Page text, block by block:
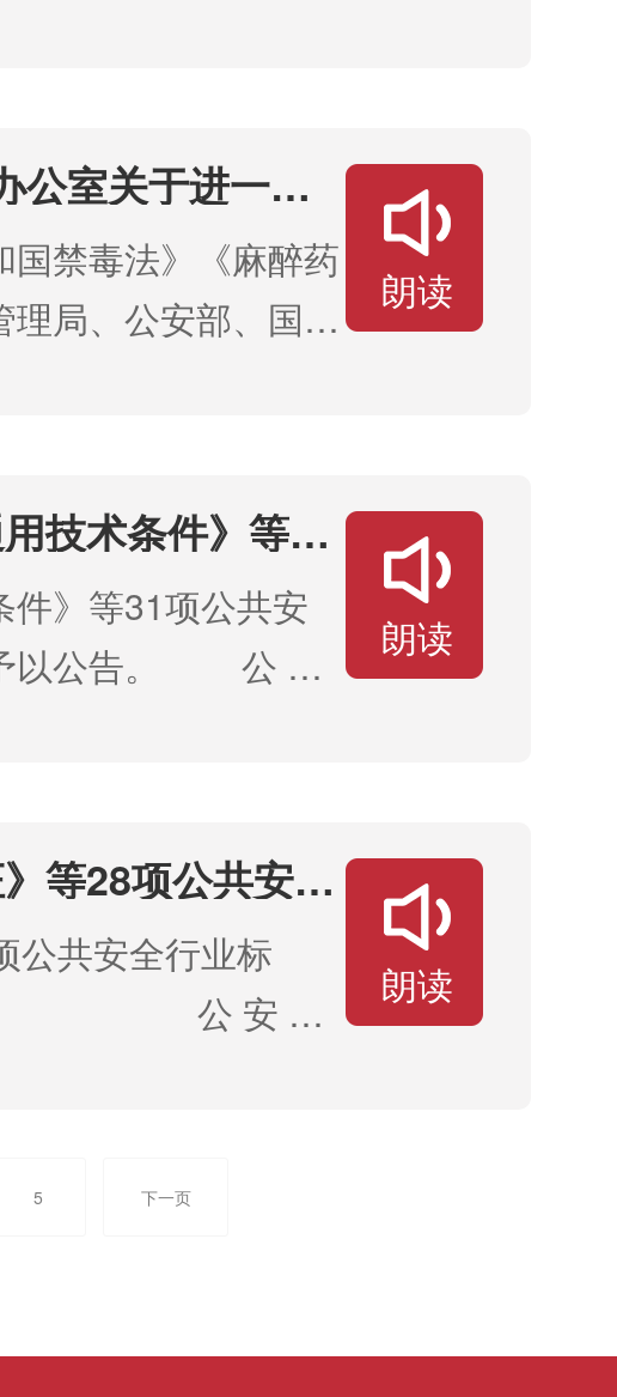
理 李强
公室关于进一步
禁毒法》《麻醉药
局、公安部、国家
剂、愈美制剂（仅
朗读
技术条件》等31
件》等31项公共安
予以公告。 公 安
朗读
等28项公共安全
公共安全行业标
公告。 公 安 部
朗读
5 下一页